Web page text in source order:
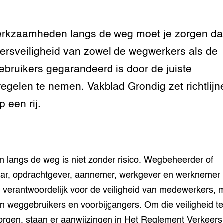
omgaan met de
voor varkens
langs de weg moet je zorgen
van zowel de wegwerkers als de
gegarandeerd is door de juiste
te nemen. Vakblad Grondig zet
een rij.
langs de weg is niet zonder risico. Wegbeheerder of
opdrachtgever, aannemer, werkgever en werknemer
verantwoordelijk voor de veiligheid van medewerkers,
weggebruikers en voorbijgangers. Om die veiligheid te
staan er aanwijzingen in Het Reglement